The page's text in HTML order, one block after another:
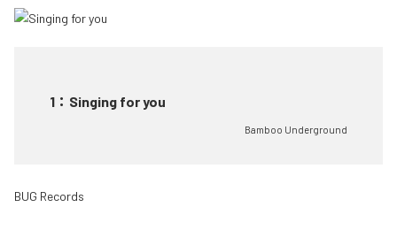
1 ： Singing for you
Bamboo Underground
BUG Records